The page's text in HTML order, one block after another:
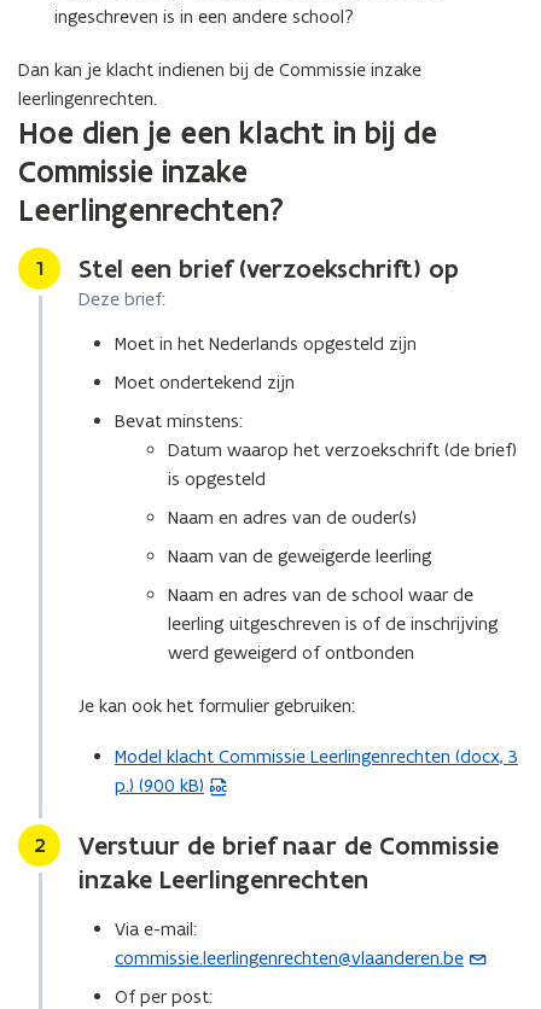
ingeschreven is in een andere school?
Dan kan je klacht indienen bij de Commissie inzake
leerlingenrechten.
Hoe dien je een klacht in bij de
Commissie inzake
Leerlingenrechten?
Stap
1 Stel een brief (verzoekschrift) op
Deze brief:
Moet in het Nederlands opgesteld zijn
Moet ondertekend zijn
Bevat minstens:
Datum waarop het verzoekschrift (de brief)
is opgesteld
Naam en adres van de ouder(s)
Naam van de geweigerde leerling
Naam en adres van de school waar de
leerling uitgeschreven is of de inschrijving
werd geweigerd of ontbonden
Je kan ook het formulier gebruiken:
Model klacht Commissie Leerlingenrechten (docx, 3
p.) (900 kB)
(
W
r
d
e
s
t
Stap
2
Verstuur de brief naar de Commissie
inzake Leerlingenrechten
Via e-mail:
commissie.leerlingenrechten@vlaanderen.be
(
o
Of per post: